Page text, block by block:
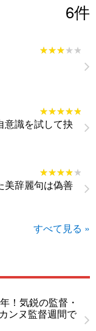
6件
★★★★★
★★★★★
★★★★★
★★★★★
意識を試して抉
★★★★★
★★★★★
美辞麗句は偽善
すべて見る »
！気鋭の監督・
ンヌ監督週間で